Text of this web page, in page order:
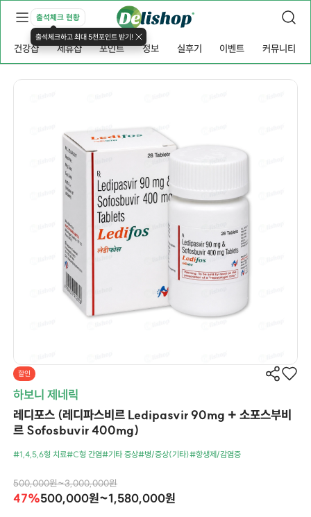
출석체크 현황
출석체크하고 최대 5천포인트 받기!
건강샵 제휴샵 포인트 정보 실후기 이벤트 커뮤니티
할인
하보니 제네릭
레디포스 (레디파스비르 Ledipasvir 90mg + 소포스부비
르 Sofosbuvir 400mg)
#1,4,5,6형 치료#C형 간염#기타 증상#병/증상(기타)#항생제/감염증
500,000원~3,000,000원
47%500,000원~1,580,000원